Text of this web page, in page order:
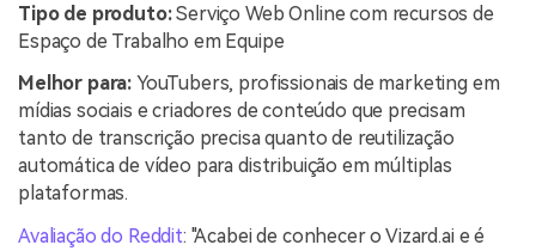
Tipo de produto:Serviço Web Online com recursos de
Espaço de Trabalho em Equipe
Melhor para: YouTubers, profissionais de marketing em
mídias sociais e criadores de conteúdo que precisam
tanto de transcrição precisa quanto de reutilização
automática de vídeo para distribuição em múltiplas
plataformas.
Avaliação do Reddit: "Acabei de conhecer o Vizard.ai e é